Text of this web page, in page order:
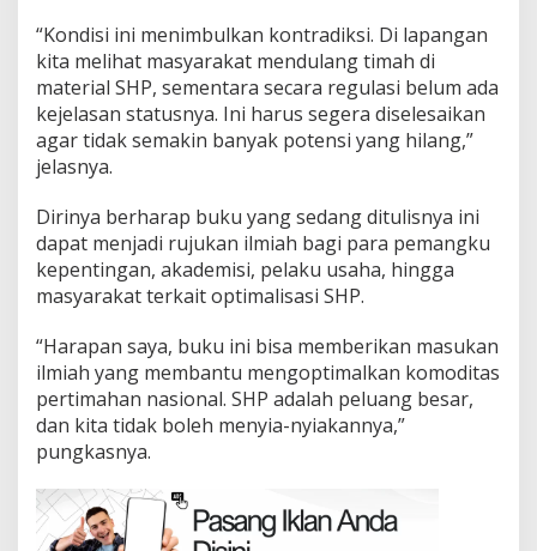
“Kondisi ini menimbulkan kontradiksi. Di lapangan
kita melihat masyarakat mendulang timah di
material SHP, sementara secara regulasi belum ada
kejelasan statusnya. Ini harus segera diselesaikan
agar tidak semakin banyak potensi yang hilang,”
jelasnya.
Dirinya berharap buku yang sedang ditulisnya ini
dapat menjadi rujukan ilmiah bagi para pemangku
kepentingan, akademisi, pelaku usaha, hingga
masyarakat terkait optimalisasi SHP.
“Harapan saya, buku ini bisa memberikan masukan
ilmiah yang membantu mengoptimalkan komoditas
pertimahan nasional. SHP adalah peluang besar,
dan kita tidak boleh menyia-nyiakannya,”
pungkasnya.